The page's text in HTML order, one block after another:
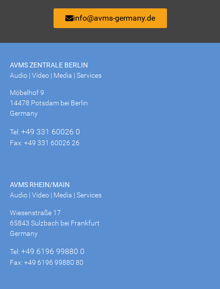
info@avms-germany.de
AVMS ZENTRALE BERLIN
Audio | Video | Media | Services
Möbelhof 9
14478 Potsdam bei Berlin
Germany
Tel: +49 331 60026 0
Fax: +49 331 60026 26
AVMS RHEIN/MAIN
Audio | Video | Media | Services
Wiesenstraße 17
65843 Sulzbach bei Frankfurt
Germany
Tel: +49 6196 99880 0
Fax: +49 6196 99880 80